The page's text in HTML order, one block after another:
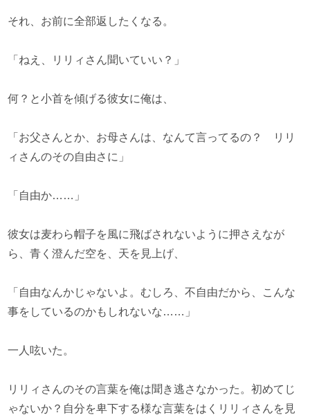
それ、お前に全部返したくなる。
「ねえ、リリィさん聞いていい？」
何？と小首を傾げる彼女に俺は、
「お父さんとか、お母さんは、なんて言ってるの？ リリ
ィさんのその自由さに」
「自由か……」
彼女は麦わら帽子を風に飛ばされないように押さえなが
ら、青く澄んだ空を、天を見上げ、
「自由なんかじゃないよ。むしろ、不自由だから、こんな
事をしているのかもしれないな……」
一人呟いた。
リリィさんのその言葉を俺は聞き逃さなかった。初めてじ
ゃないか？自分を卑下する様な言葉をはくリリィさんを見